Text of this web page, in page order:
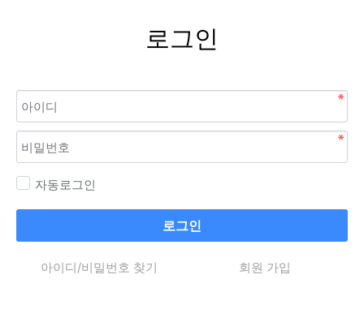
로그인
자동로그인
로그인
아이디/비밀번호 찾기 회원 가입